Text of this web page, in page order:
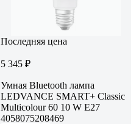
Последняя цена
5 345 ₽
Умная Bluetooth лампа
LEDVANCE SMART+ Classic
Multicolour 60 10 W E27
4058075208469